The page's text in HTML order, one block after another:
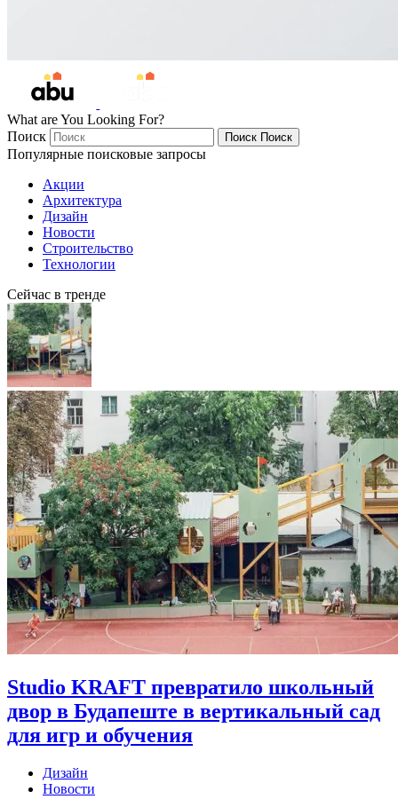
What are You Looking For?
Поиск
Поиск Поиск
Популярные поисковые запросы
Акции
Архитектура
Дизайн
Новости
Строительство
Технологии
Сейчас в тренде
Studio KRAFT превратило школьный
двор в Будапеште в вертикальный сад
для игр и обучения
Дизайн
Новости